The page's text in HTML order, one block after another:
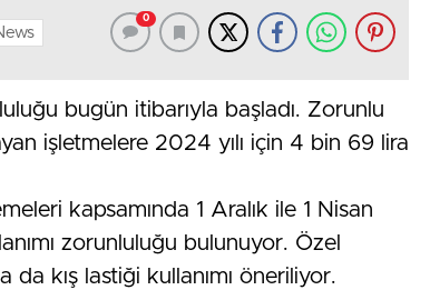
0
bugün itibarıyla başladı. Zorunlu
işletmelere 2024 yılı için 4 bin 69 lira
kapsamında 1 Aralık ile 1 Nisan
zorunluluğu bulunuyor. Özel
kış lastiği kullanımı öneriliyor.